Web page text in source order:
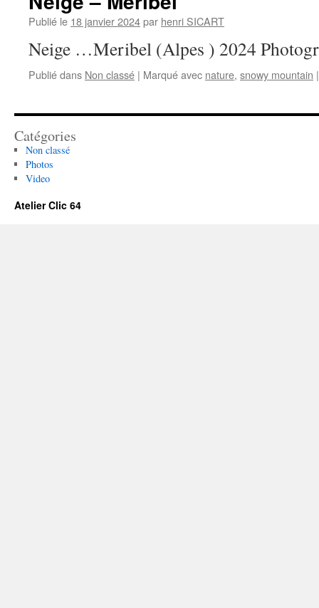
Publié le 18 janvier 2024par henri SICART
Neige …Meribel (Alpes ) 2024
Publié dans Non classé | Marqué avec nature, snowy mountain |
Catégories
Non classé
Photos
Video
Atelier Clic 64